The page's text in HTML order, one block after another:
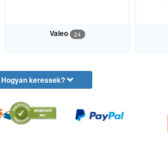
Valeo 24
Hogyan keressek?